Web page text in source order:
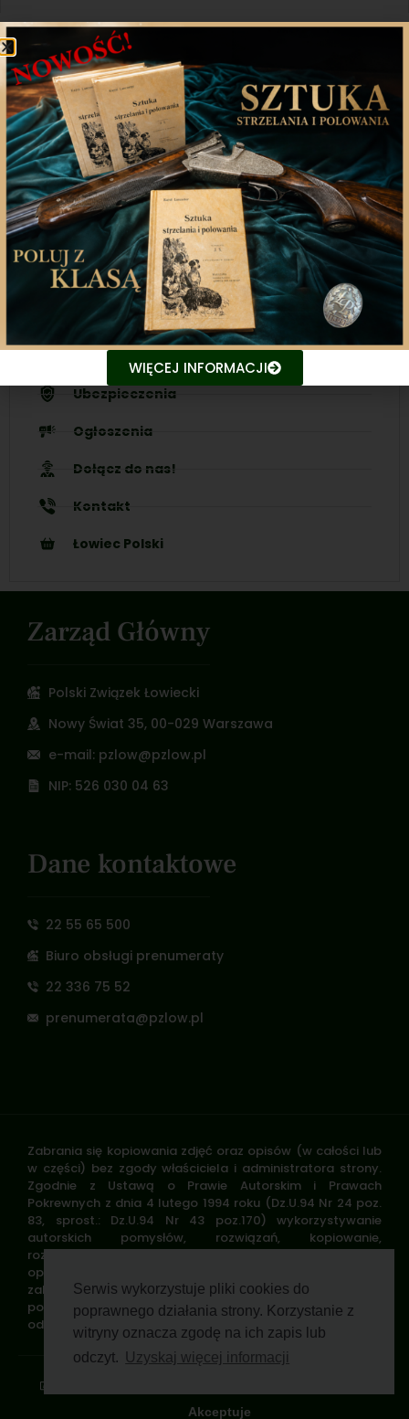
Serwis wykorzystuje pliki cookies do
poprawnego działania strony. Korzystanie z
witryny oznacza zgodę na ich zapis lub
odczyt.
Uzyskaj więcej informacji
Akceptuje
Aplikacja mobilna
Nasza aplikacja to doskonały towarzysz każdego
miłośnika łowiectwa, który pragnie pozostać na
bieżąco z najnowszymi treściami związanych stron.
Śledź aktualne wydarzenia
Udostępniaj treści znajomym
Nasze inicjatywy
Ubezpieczenia
Ogłoszenia
Dołącz do nas!
Kontakt
Łowiec Polski
Zarząd Główny
Polski Związek Łowiecki
Nowy Świat 35, 00-029 Warszawa
e-mail: pzlow@pzlow.pl
NIP: 526 030 04 63
Dane kontaktowe
22 55 65 500
Biuro obsługi prenumeraty
22 336 75 52
prenumerata@pzlow.pl
Zabrania się kopiowania zdjęć oraz opisów (w całości lub
w części) bez zgody właściciela i administratora strony.
Zgodnie z Ustawą o Prawie Autorskim i Prawach
Pokrewnych z dnia 4 lutego 1994 roku (Dz.U.94 Nr 24 poz.
83, sprost.: Dz.U.94 Nr 43 poz.170) wykorzystywanie
autorskich pomysłów, rozwiązań, kopiowanie,
rozpowszechnianie zdjęć, fragmentów grafiki, tekstów
opisów w celach zarobkowych, bez zezwolenia autora jest
zabronione i stanowi naruszenie praw autorskich oraz
podlega karze. Znaki towarowe i graficzne są własnością
odpowiednich firm i/lub instytucji.
WIĘCEJ INFORMACJI